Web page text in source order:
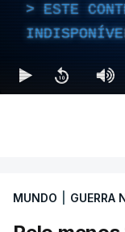
ESTE
MUNDO GUERRA